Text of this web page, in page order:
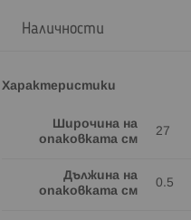
Характеристики
Широчина на
опаковката см
27
Дължина на
опаковката см
0.5
Наличности